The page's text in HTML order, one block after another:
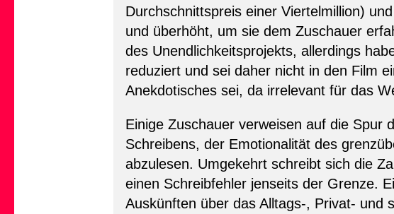
Durchschnittspreis einer Viertelmillion)
und überhöht, um sie dem Zuschauer
des Unendlichkeitsprojekts, allerdings
reduziert und sei daher nicht in den Film
Anekdotisches sei, da irrelevant für das
Einige Zuschauer verweisen auf die Spur
Schreibens, der Emotionalität des
abzulesen. Umgekehrt schreibt sich die
einen Schreibfehler jenseits der Grenze.
Auskünften über das Alltags-, Privat- und